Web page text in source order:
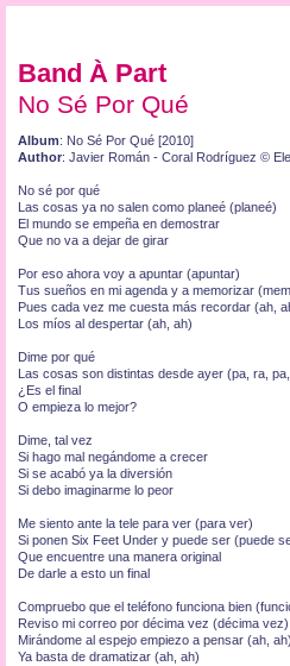
Band À Part
No Sé Por Qué
Album: No Sé Por Qué [2010]
Author: Javier Román - Coral Rodríguez ©
No sé por qué
Las cosas ya no salen como planeé (planeé)
El mundo se empeña en demostrar
Que no va a dejar de girar
Por eso ahora voy a apuntar (apuntar)
Tus sueños en mi agenda y a memorizar
Pues cada vez me cuesta más recordar (ah,
Los míos al despertar (ah, ah)
Dime por qué
Las cosas son distintas desde ayer (pa, ra,
¿Es el final
O empieza lo mejor?
Dime, tal vez
Si hago mal negándome a crecer
Si se acabó ya la diversión
Si debo imaginarme lo peor
Me siento ante la tele para ver (para ver)
Si ponen Six Feet Under y puede ser (puede
Que encuentre una manera original
De darle a esto un final
Compruebo que el teléfono funciona bien
Reviso mi correo por décima vez (décima vez)
Mirándome al espejo empiezo a pensar (ah, ah)
Ya basta de dramatizar (ah, ah)